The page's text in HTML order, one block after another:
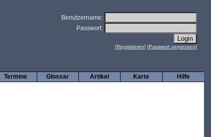
Benutzername:
Passwort:
[Registrieren] [Passwort vergessen]
Hilfe
Karte
Artikel
Glossar
Termine